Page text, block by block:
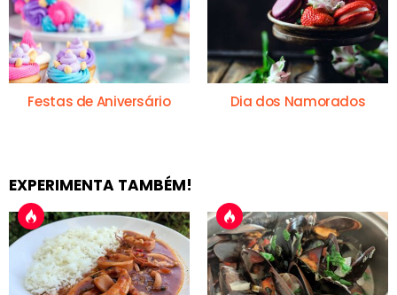
Festas de Aniversário Dia dos Namorados
EXPERIMENTA TAMBÉM!